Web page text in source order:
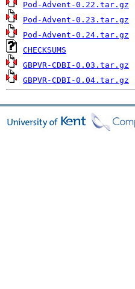
Pod-Advent-0.22.tar.gz
Pod-Advent-0.23.tar.gz
Pod-Advent-0.24.tar.gz
CHECKSUMS
GBPVR-CDBI-0.03.tar.gz
GBPVR-CDBI-0.04.tar.gz